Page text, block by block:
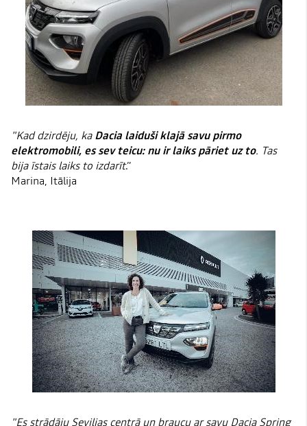
"Kad dzirdēju, kaDacia laiduši klajā savu pirmo
elektromobili, es sev teicu: nu ir laiks pāriet uz to. Tas
bija īstais laiks to izdarīt.”
Marina, Itālija
"Es strādāju Seviljas centrā un braucu ar savu Dacia Spring